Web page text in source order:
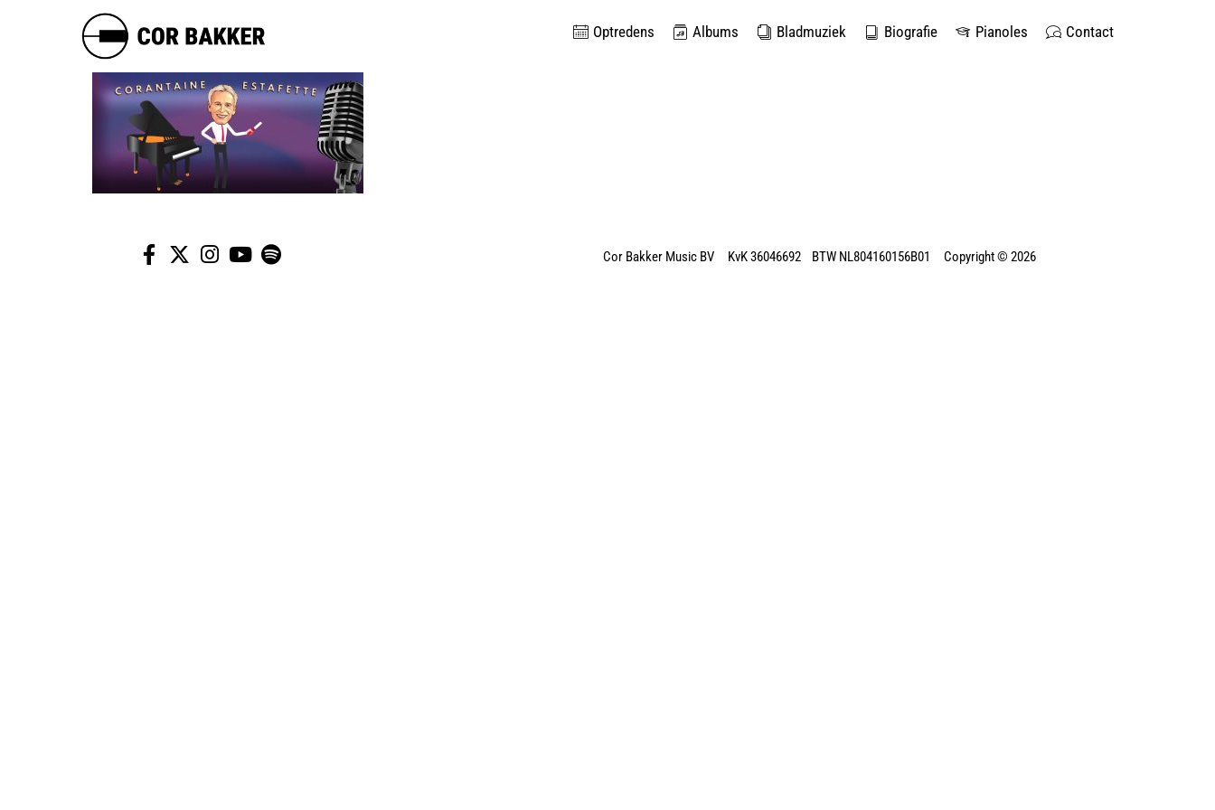
Optredens Albums Bladmuziek Biografie Pianoles Contact
Cor Bakker Music BV KvK 36046692 BTW NL804160156B01 Copyright © 2026